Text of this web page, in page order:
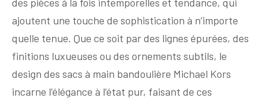
ajoutent une touche de sophistication à n’importe
quelle tenue. Que ce soit par des lignes épurées, des
finitions luxueuses ou des ornements subtils, le
design des sacs à main bandoulière Michael Kors
incarne l’élégance à l’état pur, faisant de ces